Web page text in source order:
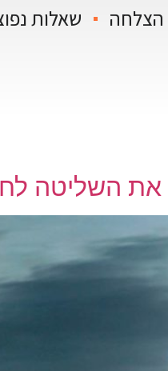
הצלחה שאלות
את השליטה